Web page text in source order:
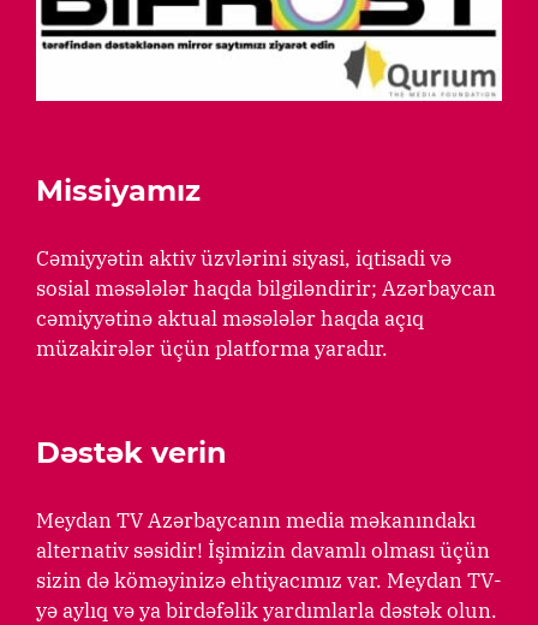
Missiyamız
Cəmiyyətin aktiv üzvlərini siyasi, iqtisadi və
sosial məsələlər haqda bilgiləndirir; Azərbaycan
cəmiyyətinə aktual məsələlər haqda açıq
müzakirələr üçün platforma yaradır.
Dəstək verin
Meydan TV Azərbaycanın media məkanındakı
alternativ səsidir! İşimizin davamlı olması üçün
sizin də köməyinizə ehtiyacımız var. Meydan TV-
yə aylıq və ya birdəfəlik yardımlarla dəstək olun.